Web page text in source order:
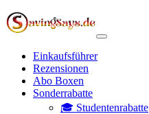
Einkaufsführer
Rezensionen
Abo Boxen
Sonderrabatte
🎓 Studentenrabatte